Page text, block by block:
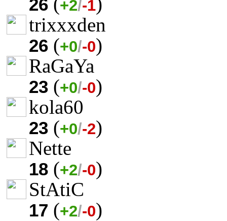
26 +2/-1
trixxxden
26 (+0/-0)
RaGaYa
23 (+0/-0)
kola60
23 (+0/-2)
Nette
18 (+2/-0)
StAtiC
17 (+2/-0)